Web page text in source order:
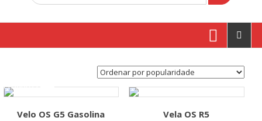
Produtos
outras
for:
Velo OS G5 Gasolina Vela OS R5